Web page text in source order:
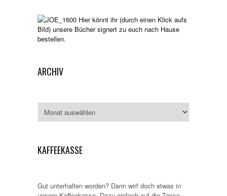
Hier könnt ihr (durch einen Klick aufs
Bild) unsere Bücher signert zu euch nach Hause
bestellen.
ARCHIV
KAFFEEKASSE
Gut unterhalten worden? Dann wirf doch etwas in